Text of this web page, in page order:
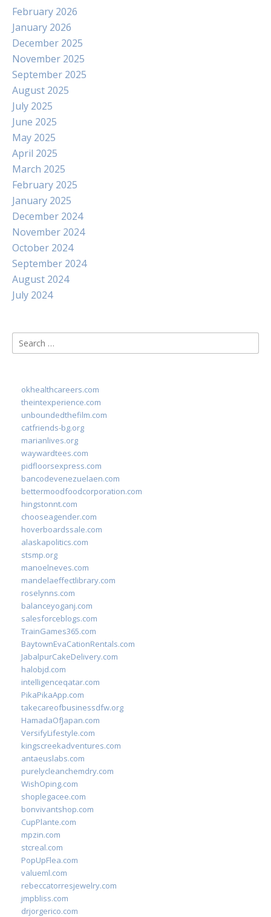
February 2026
January 2026
December 2025
November 2025
September 2025
August 2025
July 2025
June 2025
May 2025
April 2025
March 2025
February 2025
January 2025
December 2024
November 2024
October 2024
September 2024
August 2024
July 2024
Search
for:
okhealthcareers.com
theintexperience.com
unboundedthefilm.com
catfriends-bg.org
marianlives.org
waywardtees.com
pidfloorsexpress.com
bancodevenezuelaen.com
bettermoodfoodcorporation.com
hingstonnt.com
chooseagender.com
hoverboardssale.com
alaskapolitics.com
stsmp.org
manoelneves.com
mandelaeffectlibrary.com
roselynns.com
balanceyoganj.com
salesforceblogs.com
TrainGames365.com
BaytownEvaCationRentals.com
JabalpurCakeDelivery.com
halobjd.com
intelligenceqatar.com
PikaPikaApp.com
takecareofbusinessdfw.org
HamadaOfJapan.com
VersifyLifestyle.com
kingscreekadventures.com
antaeuslabs.com
purelycleanchemdry.com
WishOping.com
shoplegacee.com
bonvivantshop.com
CupPlante.com
mpzin.com
stcreal.com
PopUpFlea.com
valueml.com
rebeccatorresjewelry.com
jmpbliss.com
drjorgerico.com